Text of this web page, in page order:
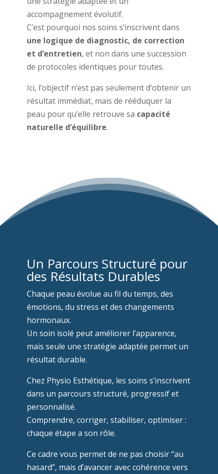
accompagnement évolutif.
C’est pourquoi nos soins s’inscrivent dans
une logique de diagnostic, de correction
et d’entretien, et non dans une succession
de protocoles identiques pour toutes.
Ici, l’objectif n’est pas seulement d’obtenir un
résultat immédiat, mais de rééduquer la
peau pour qu’elle retrouve sa capacité
naturelle d’équilibre.
Un Parcours Structuré pour
des Résultats Durables
Chaque peau évolue au fil du temps, des
émotions, du stress et des changements
hormonaux.
Un soin isolé peut améliorer l’apparence,
mais seule une stratégie adaptée permet un
résultat durable.
Chez Physio Esthétique, les soins s’inscrivent
dans un parcours structuré, progressif et
personnalisé.
Comprendre, corriger, stabiliser, optimiser :
chaque étape a son rôle.
Ce cadre vous permet de ne pas choisir “au
hasard”, mais d’avancer avec cohérence vers